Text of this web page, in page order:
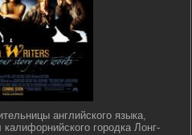
английского языка,
городка Лонг-